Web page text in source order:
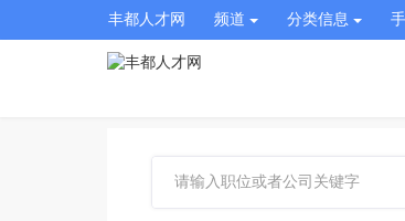
丰都人才网 频道 分类信息